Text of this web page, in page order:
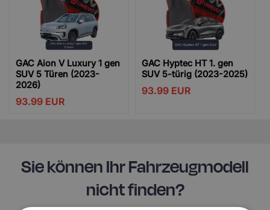
GAC Aion V Luxury 1 gen
SUV 5 Türen (2023-
2026)
93.99 EUR
GAC Hyptec HT 1. gen
SUV 5-türig (2023-2025)
93.99 EUR
Sie können Ihr Fahrzeugmodell
nicht finden?